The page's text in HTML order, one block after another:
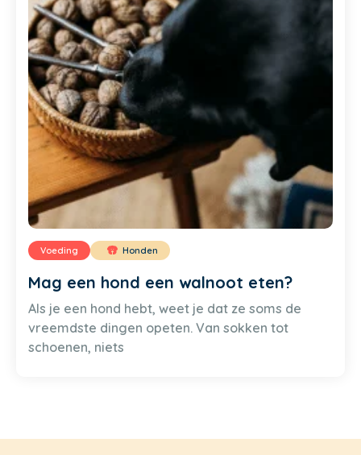
Voeding Honden
Mag een hond een walnoot eten?
Als je een hond hebt, weet je dat ze soms de
vreemdste dingen opeten. Van sokken tot
schoenen, niets